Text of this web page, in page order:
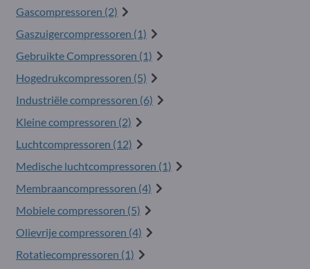
Gascompressoren (2)
Gaszuigercompressoren (1)
Gebruikte Compressoren (1)
Hogedrukcompressoren (5)
Industriële compressoren (6)
Kleine compressoren (2)
Luchtcompressoren (12)
Medische luchtcompressoren (1)
Membraancompressoren (4)
Mobiele compressoren (5)
Olievrije compressoren (4)
Rotatiecompressoren (1)